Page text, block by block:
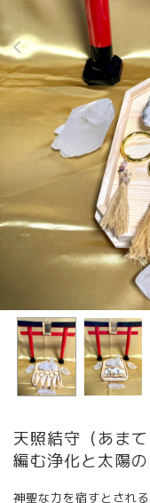
天照結守（あま
編む浄化と太陽
神聖な力を宿すとされ